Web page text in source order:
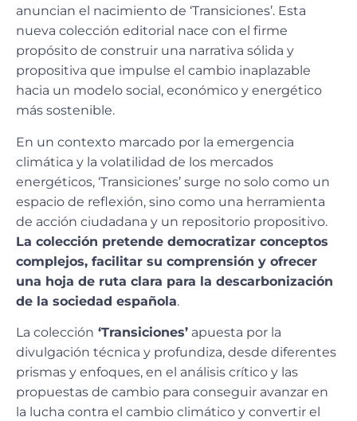
anuncian el nacimiento de ‘Transiciones’. Esta
nueva colección editorial nace con el firme
propósito de construir una narrativa sólida y
propositiva que impulse el cambio inaplazable
hacia un modelo social, económico y energético
más sostenible.
En un contexto marcado por la emergencia
climática y la volatilidad de los mercados
energéticos, ‘Transiciones’ surge no solo como un
espacio de reflexión, sino como una herramienta
de acción ciudadana y un repositorio propositivo.
La colección pretende democratizar conceptos
complejos, facilitar su comprensión y ofrecer
una hoja de ruta clara para la descarbonización
de la sociedad española.
La colección ‘Transiciones’ apuesta por la
divulgación técnica y profundiza, desde diferentes
prismas y enfoques, en el análisis crítico y las
propuestas de cambio para conseguir avanzar en
la lucha contra el cambio climático y convertir el